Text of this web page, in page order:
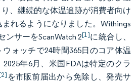
、継続的な体温追跡が消費者向け
れるようになりました。Withings
ンサーをScanWatch 2[1]に統合し、
ォッチで24時間365日のコア体温
年6月、米国FDAは特定のクラ
を市販前届出から免除し、発売サ